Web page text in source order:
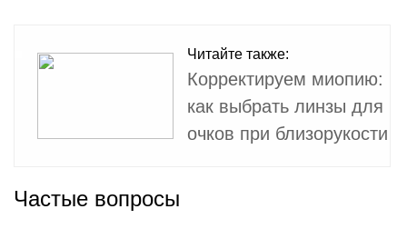
Читайте также:
Корректируем миопию:
как выбрать линзы для
очков при близорукости
Частые вопросы